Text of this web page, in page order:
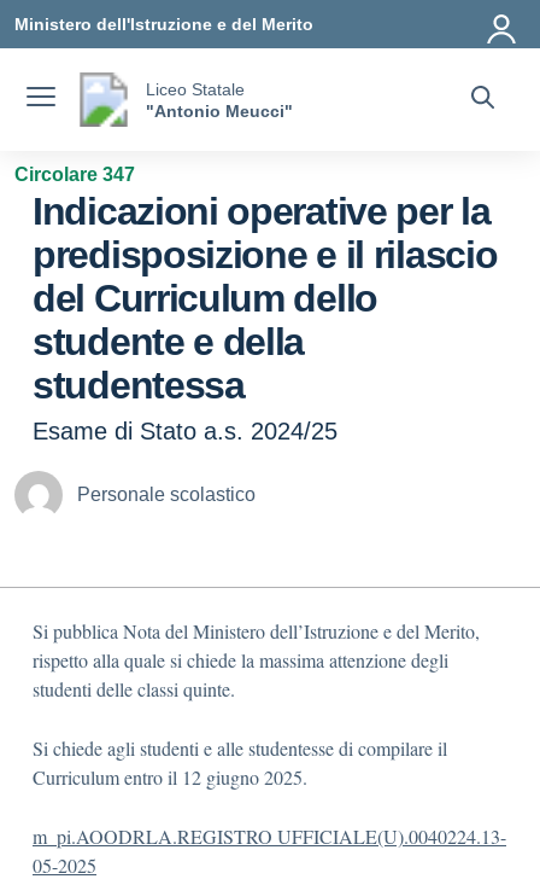
Ministero dell'Istruzione e del Merito
Liceo Statale
"Antonio Meucci"
Circolare 347
Indicazioni operative per la
predisposizione e il rilascio
del Curriculum dello
studente e della
studentessa
Esame di Stato a.s. 2024/25
Personale scolastico
Si pubblica Nota del Ministero dell’Istruzione e del Merito,
rispetto alla quale si chiede la massima attenzione degli
studenti delle classi quinte.
Si chiede agli studenti e alle studentesse di compilare il
Curriculum entro il 12 giugno 2025.
m_pi.AOODRLA.REGISTRO UFFICIALE(U).0040224.13-
05-2025